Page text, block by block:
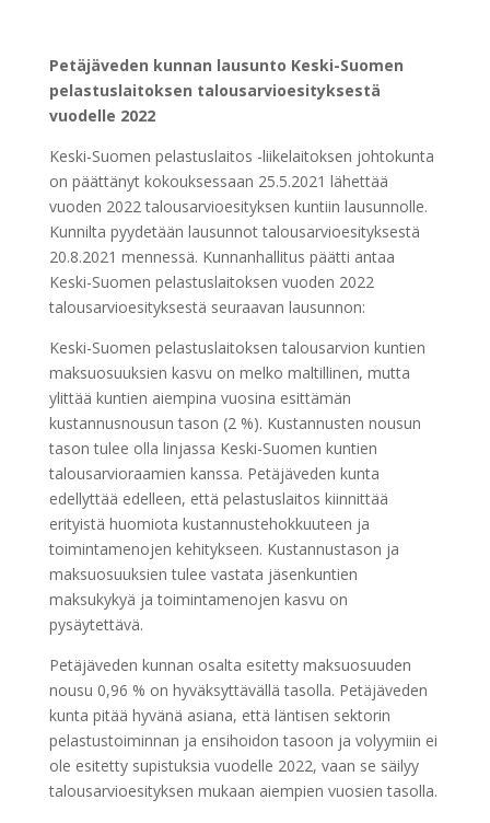
Petäjäveden kunnan lausunto Keski-Suomen
pelastuslaitoksen talousarvioesityksestä
vuodelle 2022
Keski-Suomen pelastuslaitos -liikelaitoksen johtokunta
on päättänyt kokouksessaan 25.5.2021 lähettää
vuoden 2022 talousarvioesityksen kuntiin lausunnolle.
Kunnilta pyydetään lausunnot talousarvioesityksestä
20.8.2021 mennessä. Kunnanhallitus päätti antaa
Keski-Suomen pelastuslaitoksen vuoden 2022
talousarvioesityksestä seuraavan lausunnon:
Keski-Suomen pelastuslaitoksen talousarvion kuntien
maksuosuuksien kasvu on melko maltillinen, mutta
ylittää kuntien aiempina vuosina esittämän
kustannusnousun tason (2 %). Kustannusten nousun
tason tulee olla linjassa Keski-Suomen kuntien
talousarvioraamien kanssa. Petäjäveden kunta
edellyttää edelleen, että pelastuslaitos kiinnittää
erityistä huomiota kustannustehokkuuteen ja
toimintamenojen kehitykseen. Kustannustason ja
maksuosuuksien tulee vastata jäsenkuntien
maksukykyä ja toimintamenojen kasvu on
pysäytettävä.
Petäjäveden kunnan osalta esitetty maksuosuuden
nousu 0,96 % on hyväksyttävällä tasolla. Petäjäveden
kunta pitää hyvänä asiana, että läntisen sektorin
pelastustoiminnan ja ensihoidon tasoon ja volyymiin ei
ole esitetty supistuksia vuodelle 2022, vaan se säilyy
talousarvioesityksen mukaan aiempien vuosien tasolla.